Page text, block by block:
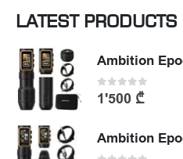
LATEST PRODUCTS
Ambition
0out of 5
1'500 ₾
Ambition